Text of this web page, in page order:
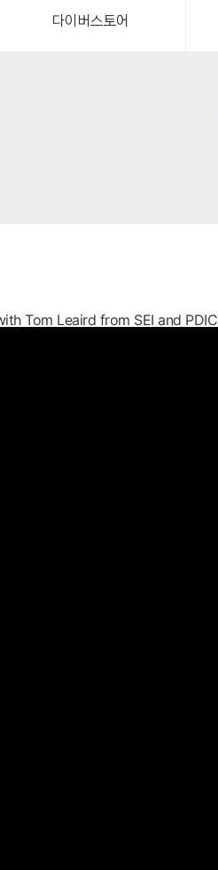
다이버스토어
Tom Leaird from SEI and PDIC